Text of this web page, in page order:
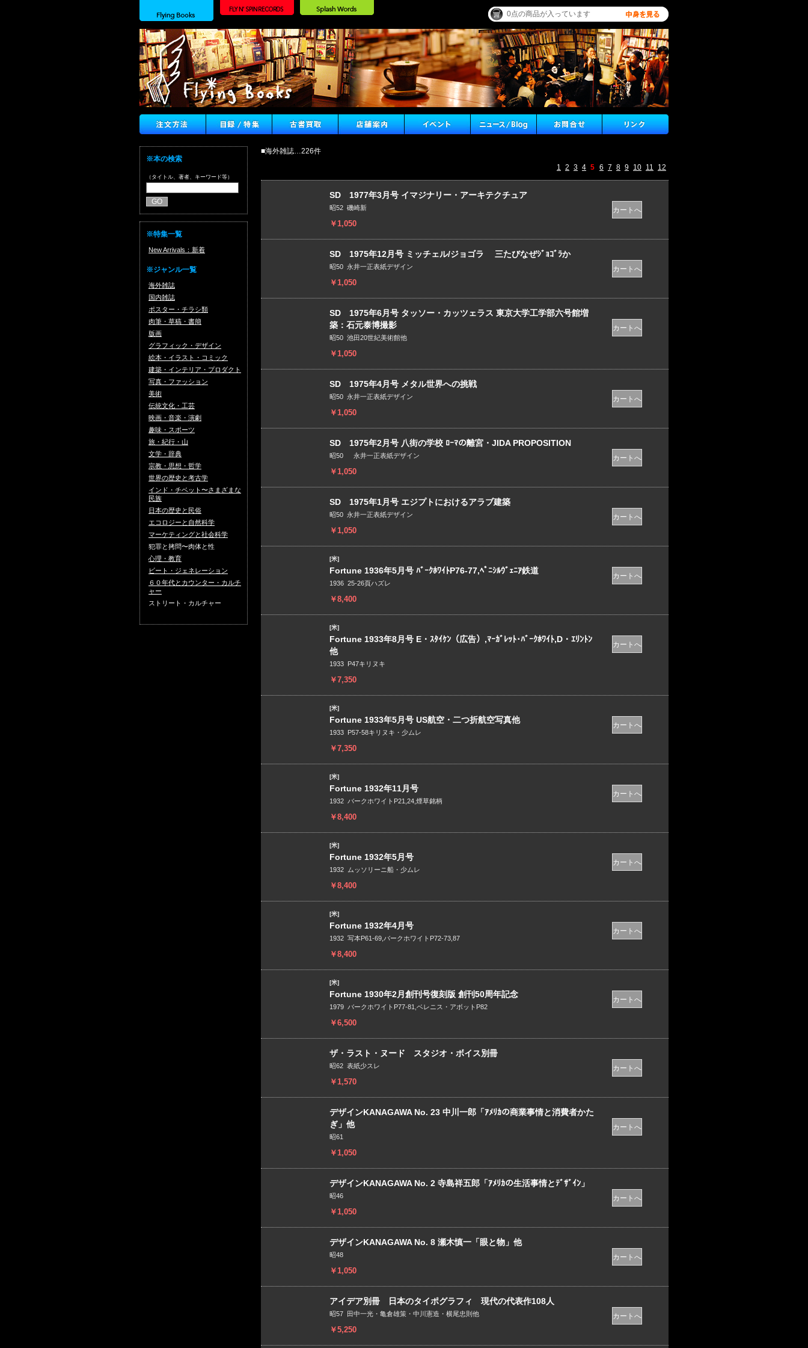
0点の商品が入っています
※本の検索
（タイトル、著者、キーワード等）
※特集一覧
New Arrivals：新着
※ジャンル一覧
海外雑誌
国内雑誌
ポスター・チラシ類
肉筆・草稿・書簡
版画
グラフィック・デザイン
絵本・イラスト・コミック
建築・インテリア・プロダクト
写真・ファッション
美術
伝統文化・工芸
映画・音楽・演劇
趣味・スポーツ
旅・紀行・山
文学・辞典
宗教・思想・哲学
世界の歴史と考古学
インド・チベット〜さまざまな
民族
日本の歴史と民俗
エコロジーと自然科学
マーケティングと社会科学
犯罪と拷問〜肉体と性
心理・教育
ビート・ジェネレーション
６０年代とカウンター・カルチ
ャー
ストリート・カルチャー
■海外雑誌…226件
1 2 3 4 5 6 7 8 9 10 11 12
SD 1977年3月号 イマジナリー・アーキテクチュア
昭52 磯崎新
￥1,050
SD 1975年12月号 ミッチェル/ジョゴラ 三たびなぜｼﾞｮｺﾞﾗか
昭50 永井一正表紙デザイン
￥1,050
SD 1975年6月号 タッソー・カッツェラス 東京大学工学部六号館増
築：石元泰博撮影
昭50 池田20世紀美術館他
￥1,050
SD 1975年4月号 メタル世界への挑戦
昭50 永井一正表紙デザイン
￥1,050
SD 1975年2月号 八街の学校 ﾛｰﾏの離宮・JIDA PROPOSITION
昭50 永井一正表紙デザイン
￥1,050
SD 1975年1月号 エジプトにおけるアラブ建築
昭50 永井一正表紙デザイン
￥1,050
[米]
Fortune 1936年5月号 ﾊﾞｰｸﾎﾜｲﾄP76-77,ﾍﾟﾆｼﾙｳﾞｪﾆｱ鉄道
1936 25-26頁ハズレ
￥8,400
[米]
Fortune 1933年8月号 E・ｽﾀｲｹﾝ（広告）,ﾏｰｶﾞﾚｯﾄ･ﾊﾞｰｸﾎﾜｲﾄ,D・ｴﾘﾝﾄﾝ
他
1933 P47キリヌキ
￥7,350
[米]
Fortune 1933年5月号 US航空・二つ折航空写真他
1933 P57-58キリヌキ・少ムレ
￥7,350
[米]
Fortune 1932年11月号
1932 バークホワイトP21,24,煙草銘柄
￥8,400
[米]
Fortune 1932年5月号
1932 ムッソリーニ船・少ムレ
￥8,400
[米]
Fortune 1932年4月号
1932 写本P61-69,バークホワイトP72-73,87
￥8,400
[米]
Fortune 1930年2月創刊号復刻版 創刊50周年記念
1979 バークホワイトP77-81,ベレニス・アボットP82
￥6,500
ザ・ラスト・ヌード スタジオ・ボイス別冊
昭62 表紙少スレ
￥1,570
デザインKANAGAWA No. 23 中川一郎「ｱﾒﾘｶの商業事情と消費者かた
ぎ」他
昭61
￥1,050
デザインKANAGAWA No. 2 寺島祥五郎「ｱﾒﾘｶの生活事情とﾃﾞｻﾞｲﾝ」
昭46
￥1,050
デザインKANAGAWA No. 8 瀬木慎一「眼と物」他
昭48
￥1,050
アイデア別冊 日本のタイポグラフィ 現代の代表作108人
昭57 田中一光・亀倉雄策・中川憲造・横尾忠則他
￥5,250